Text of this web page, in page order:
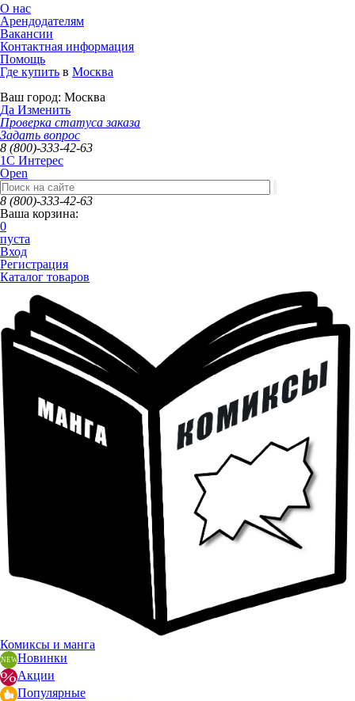
О нас
Арендодателям
Вакансии
Контактная информация
Помощь
Где купить в Москва
Ваш город: Москва
Да Изменить
Проверка статуса заказа
Задать вопрос
8 (800)-333-42-63
1C Интерес
Open
8 (800)-333-42-63
Ваша корзина:
0
пуста
Вход
Регистрация
Каталог товаров
Комиксы и манга
Новинки
Акции
Популярные